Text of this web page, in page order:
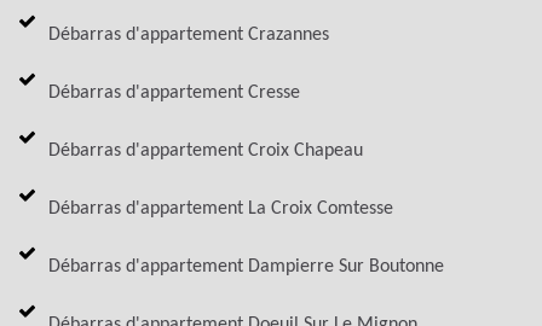
Débarras d'appartement Crazannes
Débarras d'appartement Cresse
Débarras d'appartement Croix Chapeau
Débarras d'appartement La Croix Comtesse
Débarras d'appartement Dampierre Sur Boutonne